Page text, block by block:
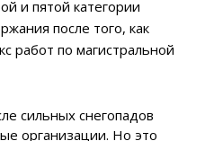
и пятой категории
после того, как
работ по магистральной
сильных снегопадов
организации. Но это